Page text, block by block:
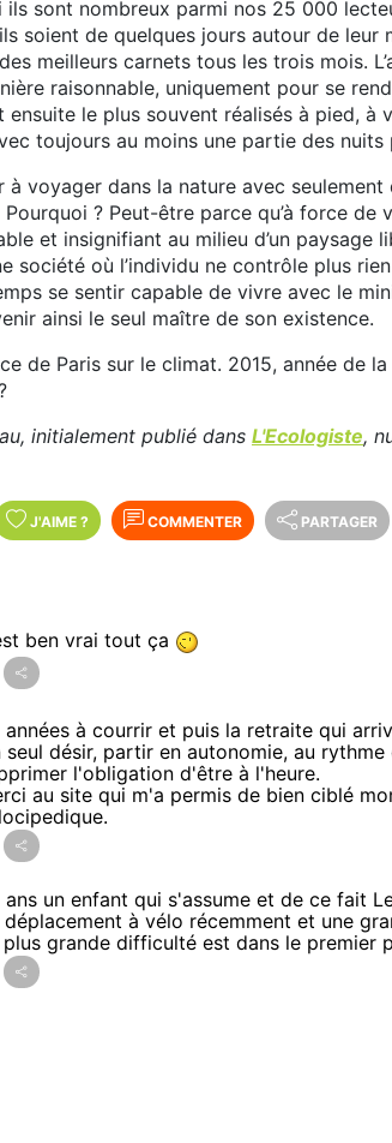
ils sont nombreux parmi nos 25 000
soient de quelques jours autour de
meilleurs carnets tous les trois mois.
raisonnable, uniquement pour se
ensuite le plus souvent réalisés à pied,
toujours au moins une partie des nuits
à voyager dans la nature avec
? Peut-être parce qu’à force de
et insignifiant au milieu d’un
société où l’individu ne contrôle plus
se sentir capable de vivre avec le
ainsi le seul maître de son existence.
de Paris sur le climat. 2015, année de
initialement publié dans L'Ecologiste,
J'AIME ? COMMENTER PARTAGER
ben vrai tout ça
années à courrir et puis la retraite qui
seul désir, partir en autonomie, au
l'obligation d'être à l'heure.
au site qui m'a permis de bien ciblé
ans un enfant qui s'assume et de ce fait
déplacement à vélo récemment et une
plus grande difficulté est dans le premier